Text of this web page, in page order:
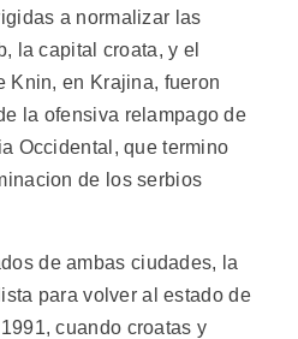
a normalizar las
la capital croata, y el
Knin, en Krajina, fueron
la ofensiva relampago de
Occidental, que termino
de los serbios
de ambas ciudades, la
para volver al estado de
cuando croatas y